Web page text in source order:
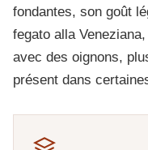
fondantes, son goût
fegato alla
avec des oignons,
présent dans